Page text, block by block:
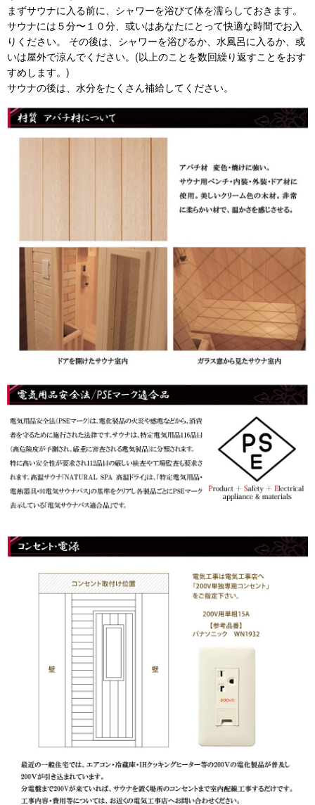
まずサウナに入る前に、シャワーを浴びて体を濡らしておきます。
サウナには５分〜１０分、或いはあなたにとって快適な時間でお入
りください。 その後は、シャワーを浴びるか、水風呂に入るか、或
いは屋外で涼んでください。(以上のことを数回繰り返すことをおす
すめします。)
サウナの後は、水分をたくさん補給してください。